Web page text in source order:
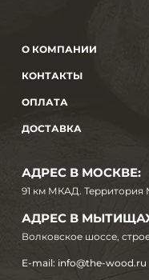
О КОМПАНИИ
КОНТАКТЫ
ОПЛАТА
ДОСТАВКА
АДРЕС В МОСКВЕ:
91 км МКАД.
АДРЕС В
Волковское шоссе,
E-mail: info@the-wood.ru